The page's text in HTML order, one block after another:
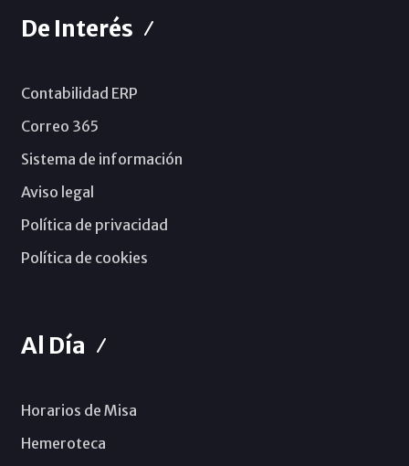
De Interés
Contabilidad ERP
Correo 365
Sistema de información
Aviso legal
Política de privacidad
Política de cookies
Al Día
Horarios de Misa
Hemeroteca